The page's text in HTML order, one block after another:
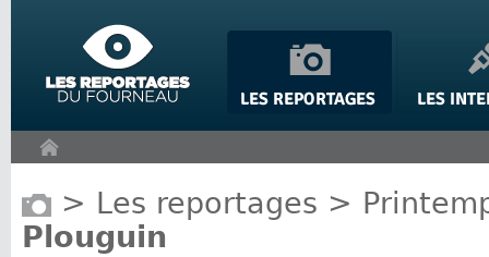
> Les reportages >
Plouguin